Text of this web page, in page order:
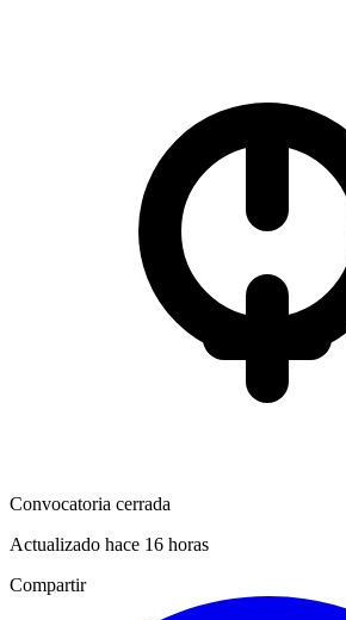
Convocatoria cerrada
Actualizado hace 16 horas
Compartir